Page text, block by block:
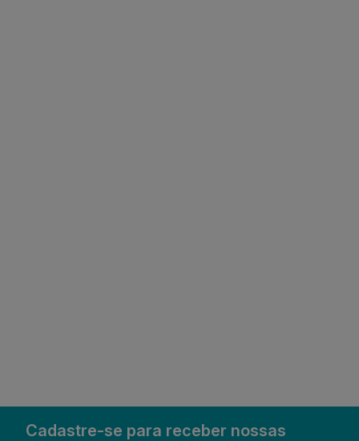
Cadastre-se para receber nossas